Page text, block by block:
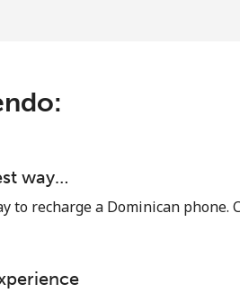
way…
to recharge a Dominican phone.